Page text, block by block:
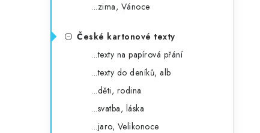
n
e
...zima, Vánoce
České kartonové texty
...texty na papírová přání
...texty do deníků, alb
...děti, rodina
...svatba, láska
...jaro, Velikonoce